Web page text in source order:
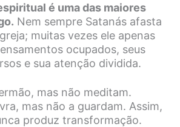
é uma das maiores
Nem sempre Satanás afasta
muitas vezes ele apenas
ocupados, seus
e sua atenção dividida.
mas não meditam.
mas não a guardam. Assim,
produz transformação.